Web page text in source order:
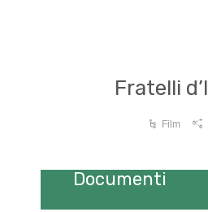
Fratelli
Film
Documenti